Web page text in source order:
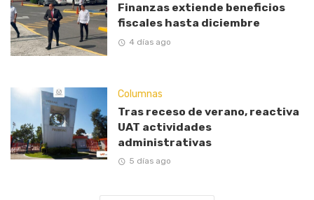
Finanzas extiende beneficios
fiscales hasta diciembre
4 días ago
Columnas
Tras receso de verano, reactiva
UAT actividades
administrativas
5 días ago